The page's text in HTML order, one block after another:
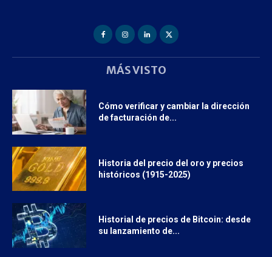
MÁS VISTO
Cómo verificar y cambiar la dirección
de facturación de...
Historia del precio del oro y precios
históricos (1915-2025)
Historial de precios de Bitcoin: desde
su lanzamiento de...